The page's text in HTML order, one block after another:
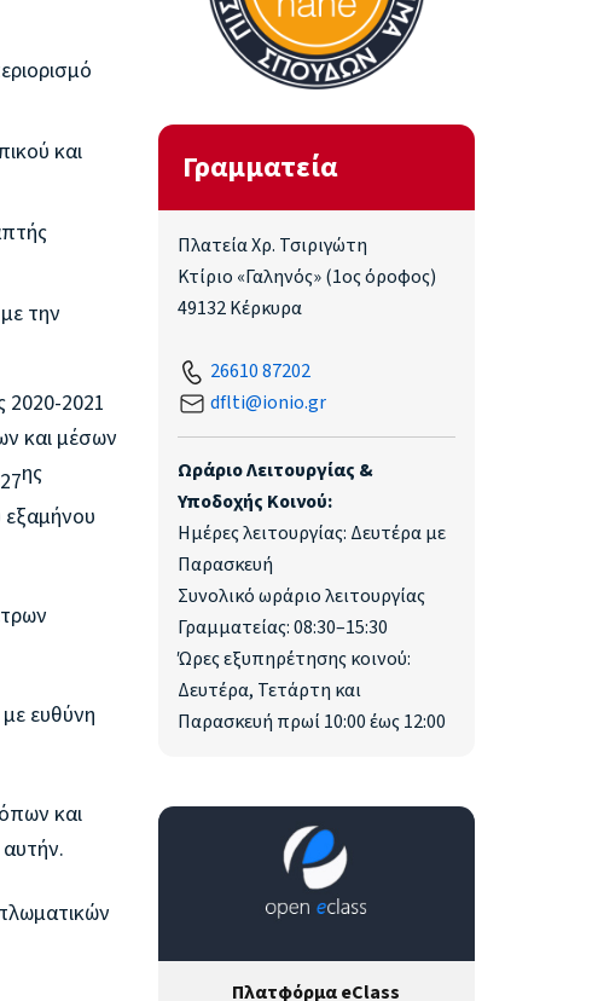
και
την
2020-2021
και μέσων
ης
εξαμήνου
ευθύνη
και
Γραμματεία
Πλατεία Χρ. Τσιριγώτη
Κτίριο «Γαληνός» (1ος όροφος)
49132 Κέρκυρα
26610 87202
dflti@ionio.gr
Ωράριο Λειτουργίας &
Υποδοχής Κοινού:
Ημέρες λειτουργίας: Δευτέρα με
Παρασκευή
Συνολικό ωράριο λειτουργίας
Γραμματείας: 08:30–15:30
Ώρες εξυπηρέτησης κοινού:
Δευτέρα, Τετάρτη και
Παρασκευή πρωί 10:00 έως 12:00
Πλατφόρμα eClass